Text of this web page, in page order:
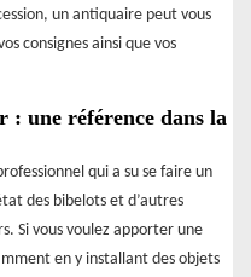
un antiquaire peut vous
consignes ainsi que vos
une référence dans la
qui a su se faire un
des bibelots et d’autres
Si vous voulez apporter une
en y installant des objets